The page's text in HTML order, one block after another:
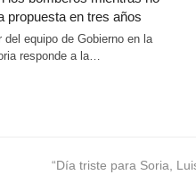
propuesta en tres años
del equipo de Gobierno en la
responde a la…
next
“Día triste para Soria,